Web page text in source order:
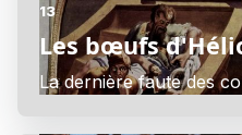
13
Les bœufs
La dernière faute des